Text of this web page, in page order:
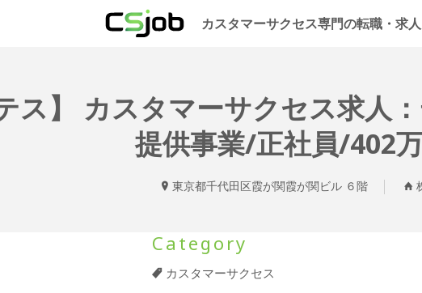
CSJOB
カスタマーサクセス専門の転職・求人
ス】 カスタマーサクセス求人
提供事業/正社員/402
東京都千代田区霞が関霞が関ビル ６階
Category
カスタマーサクセス